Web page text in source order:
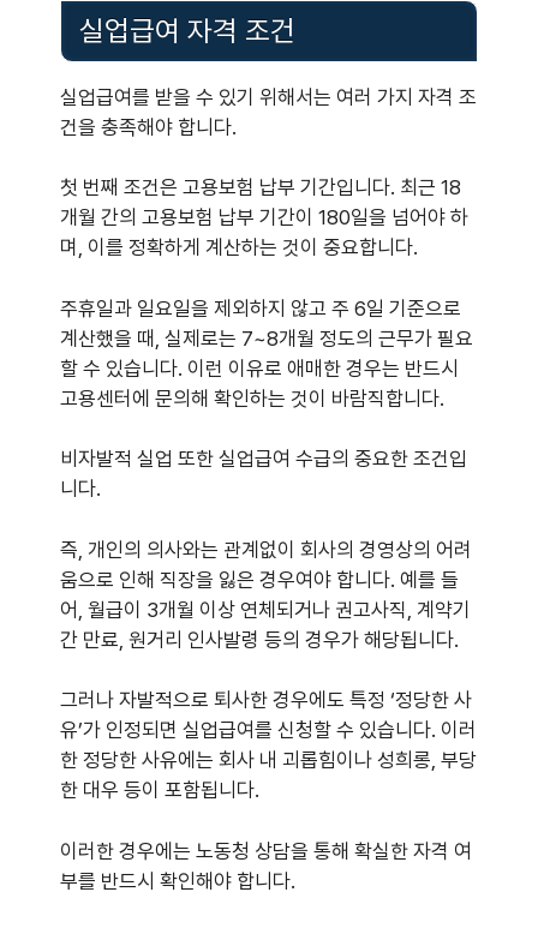
실업급여 자격 조건
실업급여를 받을 수 있기 위해서는 여러 가지 자격 조
건을 충족해야 합니다.
첫 번째 조건은 고용보험 납부 기간입니다. 최근 18
개월 간의 고용보험 납부 기간이 180일을 넘어야 하
며, 이를 정확하게 계산하는 것이 중요합니다.
주휴일과 일요일을 제외하지 않고 주 6일 기준으로
계산했을 때, 실제로는 7~8개월 정도의 근무가 필요
할 수 있습니다. 이런 이유로 애매한 경우는 반드시
고용센터에 문의해 확인하는 것이 바람직합니다.
비자발적 실업 또한 실업급여 수급의 중요한 조건입
니다.
즉, 개인의 의사와는 관계없이 회사의 경영상의 어려
움으로 인해 직장을 잃은 경우여야 합니다. 예를 들
어, 월급이 3개월 이상 연체되거나 권고사직, 계약기
간 만료, 원거리 인사발령 등의 경우가 해당됩니다.
그러나 자발적으로 퇴사한 경우에도 특정 ‘정당한 사
유’가 인정되면 실업급여를 신청할 수 있습니다. 이러
한 정당한 사유에는 회사 내 괴롭힘이나 성희롱, 부당
한 대우 등이 포함됩니다.
이러한 경우에는 노동청 상담을 통해 확실한 자격 여
부를 반드시 확인해야 합니다.